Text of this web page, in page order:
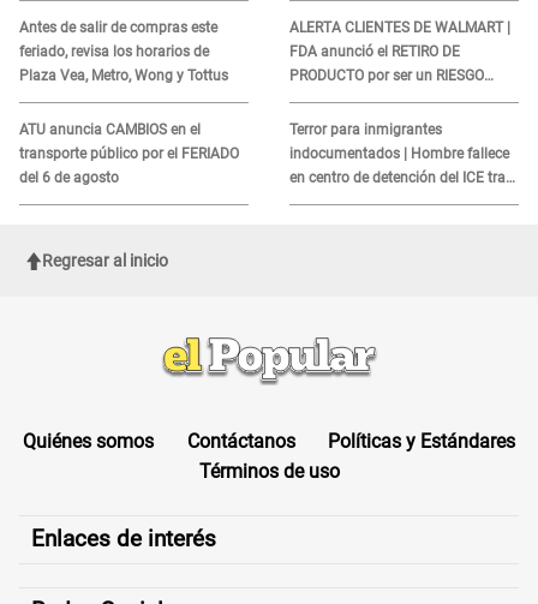
Antes de salir de compras este
feriado, revisa los horarios de
Plaza Vea, Metro, Wong y Tottus
ATU anuncia CAMBIOS en el
transporte público por el FERIADO
del 6 de agosto
ALERTA CLIENTES DE WALMART |
FDA anunció el RETIRO DE
PRODUCTO por ser un RIESGO
MORTAL para consumidores: ¿Cuál
es?
Terror para inmigrantes
indocumentados | Hombre fallece
en centro de detención del ICE tras
sufrir una "emergencia médica"
Regresar al inicio
Quiénes somos Contáctanos
Políticas y Estándares
Términos de uso
Enlaces de interés